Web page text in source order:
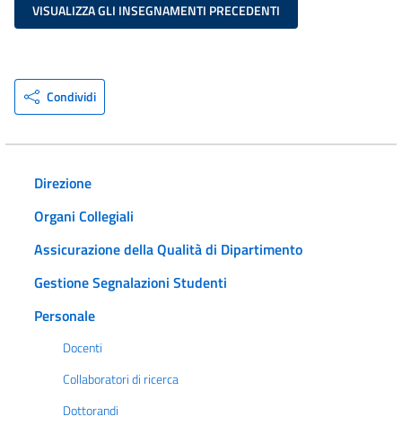
VISUALIZZA GLI INSEGNAMENTI PRECEDENTI
Condividi
Direzione
Organi Collegiali
Assicurazione della Qualità di Dipartimento
Gestione Segnalazioni Studenti
Personale
Docenti
Collaboratori di ricerca
Dottorandi